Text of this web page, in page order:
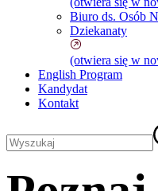
Biuro ds. Osób
Dziekanaty
(otwiera się w
English Program
Kandydat
Kontakt